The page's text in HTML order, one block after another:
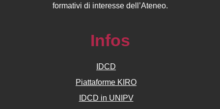
formativi di interesse dell’Ateneo.
Infos
IDCD
Piattaforme KIRO
IDCD in UNIPV